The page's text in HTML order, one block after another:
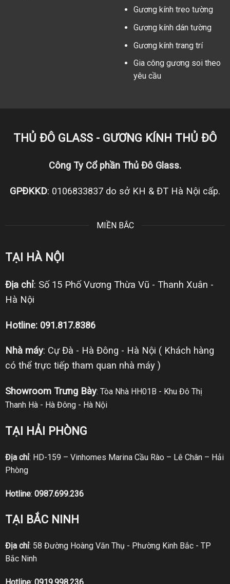
Gương kính treo tường
Gương kính dán tường
Gương kính trang trí
Gia công gương soi theo
yêu cầu
THỦ ĐÔ GLASS - GƯƠNG KÍNH THỦ ĐÔ
Công Ty Cổ phần Thủ Đô Glass.
GPĐKKD: 0106833837 do sở KH & ĐT Hà Nội cấp.
MIỀN BẮC
TẠI HÀ NỘI
Địa chỉ: Số 15 Phố Vương Thừa Vũ - Thanh Xuân -
Hà Nội
Hotline: 091.817.8386
Nhà máy: Cự Đà - Hà Đông - Hà Nội ( Khách hàng
có thể trực tiếp tham quan nhà máy )
Showroom Trưng Bày: Tòa Nhà HH01B - Khu Đô Thị
Thanh Hà - Hà Đông - Hà Nội
TẠI HẢI PHÒNG
Địa chỉ: HD-159 – Vinhomes Marina Cầu Rào – Lê Chân – Hải
Phòng
Hotline: 0987.699.236
TẠI BẮC NINH
Địa chỉ: 58 Đường Hoàng Văn Thụ - Phường Kinh Bắc - TP
Bắc Ninh